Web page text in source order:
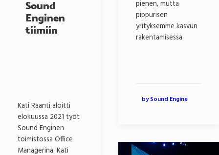
pienen, mutta
pippurisen
yrityksemme kasvun
rakentamisessa.
by Sound Engine
Sound
Enginen
tiimiin
Kati Raanti aloitti
elokuussa 2021 työt
Sound Enginen
toimistossa Office
Managerina. Kati